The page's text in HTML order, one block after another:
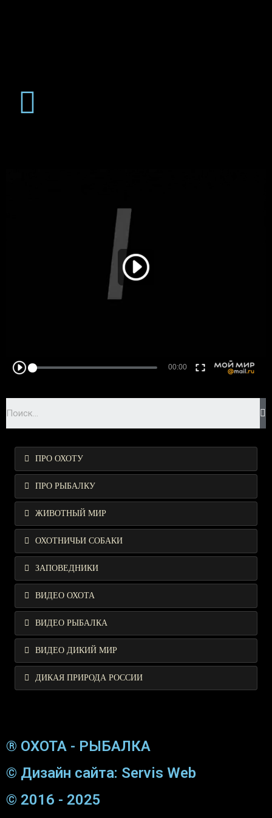
ПРО ОХОТУ
ПРО РЫБАЛКУ
ЖИВОТНЫЙ МИР
ОХОТНИЧЬИ СОБАКИ
ЗАПОВЕДНИКИ
ВИДЕО ОХОТА
ВИДЕО РЫБАЛКА
ВИДЕО ДИКИЙ МИР
ДИКАЯ ПРИРОДА РОССИИ
® ОХОТА - РЫБАЛКА
© Дизайн сайта: Servis Web
© 2016 - 2025